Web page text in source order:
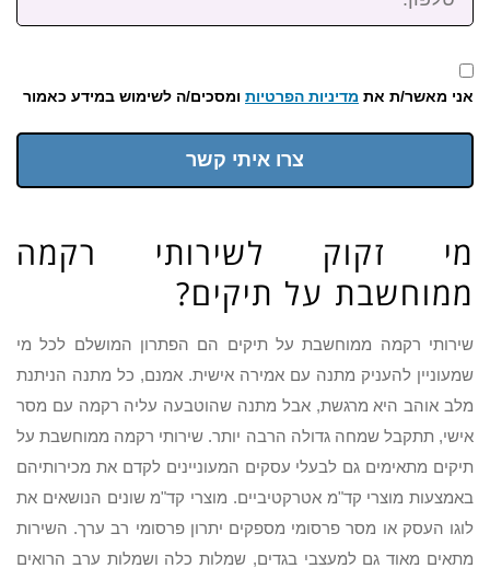
אני מאשר/ת את מדיניות הפרטיות ומסכים/ה לשימוש במידע כאמור
צרו איתי קשר
מי זקוק לשירותי רקמה
ממוחשבת על תיקים?
שירותי רקמה ממוחשבת על תיקים הם הפתרון המושלם לכל מי
שמעוניין להעניק מתנה עם אמירה אישית. אמנם, כל מתנה הניתנת
מלב אוהב היא מרגשת, אבל מתנה שהוטבעה עליה רקמה עם מסר
אישי, תתקבל שמחה גדולה הרבה יותר. שירותי רקמה ממוחשבת על
תיקים מתאימים גם לבעלי עסקים המעוניינים לקדם את מכירותיהם
באמצעות מוצרי קד"מ אטרקטיביים. מוצרי קד"מ שונים הנושאים את
לוגו העסק או מסר פרסומי מספקים יתרון פרסומי רב ערך. השירות
מתאים מאוד גם למעצבי בגדים, שמלות כלה ושמלות ערב הרואים